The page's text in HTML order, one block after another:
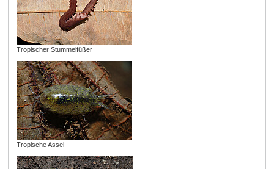
Tropischer Stummelfüßer
Tropische Assel